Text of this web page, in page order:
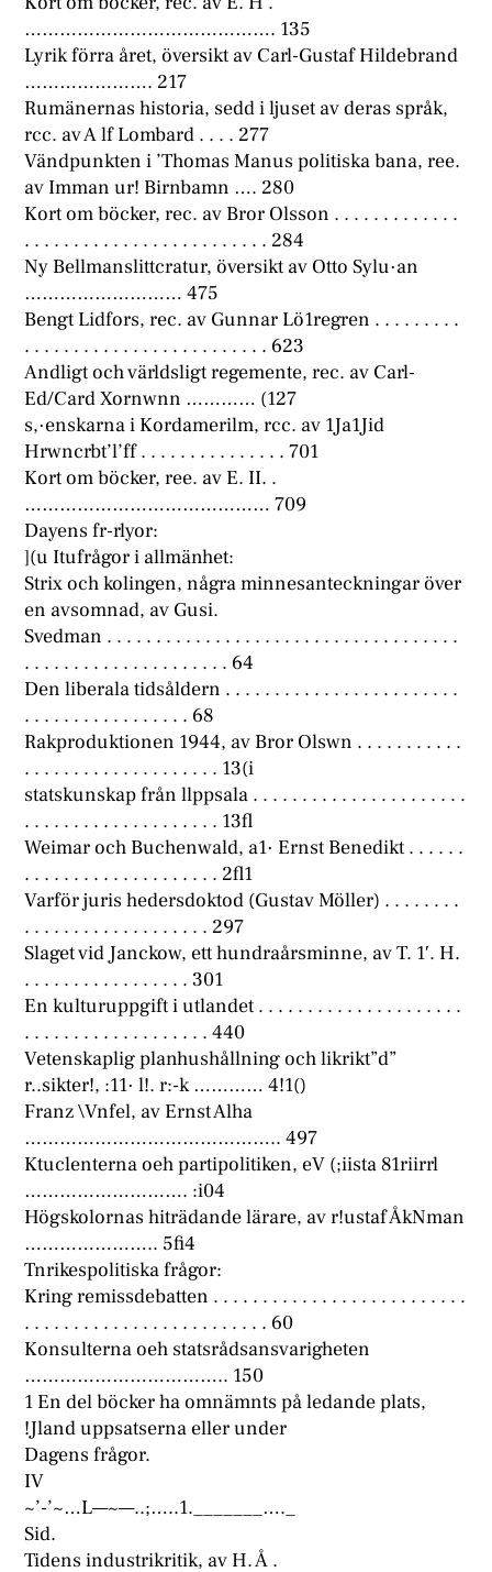
……………………………………. 135
Lyrik förra året, översikt av Carl-Gustaf Hildebrand
…………………. 217
Rumänernas historia, sedd i ljuset av deras språk,
rcc. av A lf Lombard . . . . 277
Vändpunkten i ’Thomas Manus politiska bana, ree.
av Imman ur! Birnbamn …. 280
Kort om böcker, rec. av Bror Olsson . . . . . . . . . . . . .
. . . . . . . . . . . . . . . . . . . . . . . . . 284
Ny Bellmanslittcratur, översikt av Otto Sylu·an
……………………… 475
Bengt Lidfors, rec. av Gunnar Lö1regren . . . . . . . . .
. . . . . . . . . . . . . . . . . . . . . . . . . 623
Andligt och världsligt regemente, rec. av Carl-
Ed/Card Xornwnn ………… (127
s,·enskarna i Kordamerilm, rcc. av 1Ja1Jid
Hrwncrbt’l’ff . . . . . . . . . . . . . . . 701
Kort om böcker, ree. av E. II. .
…………………………………… 709
Dayens fr-rlyor:
](u Itufrågor i allmänhet:
Strix och kolingen, några minnesanteckningar över
en avsomnad, av Gusi.
Svedman . . . . . . . . . . . . . . . . . . . . . . . . . . . . . . . . . . . .
. . . . . . . . . . . . . . . . . . . . . 64
Den liberala tidsåldern . . . . . . . . . . . . . . . . . . . . . . . .
. . . . . . . . . . . . . . . . . 68
Rakproduktionen 1944, av Bror Olswn . . . . . . . . . . .
. . . . . . . . . . . . . . . . . . . . 13(i
statskunskap från llppsala . . . . . . . . . . . . . . . . . . . . . .
. . . . . . . . . . . . . . . . . . . . 13fl
Weimar och Buchenwald, a1· Ernst Benedikt . . . . . .
. . . . . . . . . . . . . . . . . . . . 2fl1
Varför juris hedersdoktod (Gustav Möller) . . . . . . . .
. . . . . . . . . . . . . . . . . . . 297
Slaget vid Janckow, ett hundraårsminne, av T. 1′. H.
. . . . . . . . . . . . . . . . . 301
En kulturuppgift i utlandet . . . . . . . . . . . . . . . . . . . . .
. . . . . . . . . . . . . . . . . . . 440
Vetenskaplig planhushållning och likrikt”d”
r..sikter!, :11· l!. r:-k ………… 4!1()
Franz \Vnfel, av Ernst Alha
…………………………………….. 497
Ktuclenterna oeh partipolitiken, eV (;iista 81riirrl
………………………. :i04
Högskolornas hiträdande lärare, av r!ustaf ÅkNman
………………….. 5fi4
Tnrikespolitiska frågor:
Kring remissdebatten . . . . . . . . . . . . . . . . . . . . . . . . . .
. . . . . . . . . . . . . . . . . . . . . . . . . 60
Konsulterna oeh statsrådsansvarigheten
…………………………….. 150
1 En del böcker ha omnämnts på ledande plats,
!Jland uppsatserna eller under
Dagens frågor.
IV
~’-’~…L—~—..;…..1._______…._
Sid.
Tidens industrikritik, av H. Å .